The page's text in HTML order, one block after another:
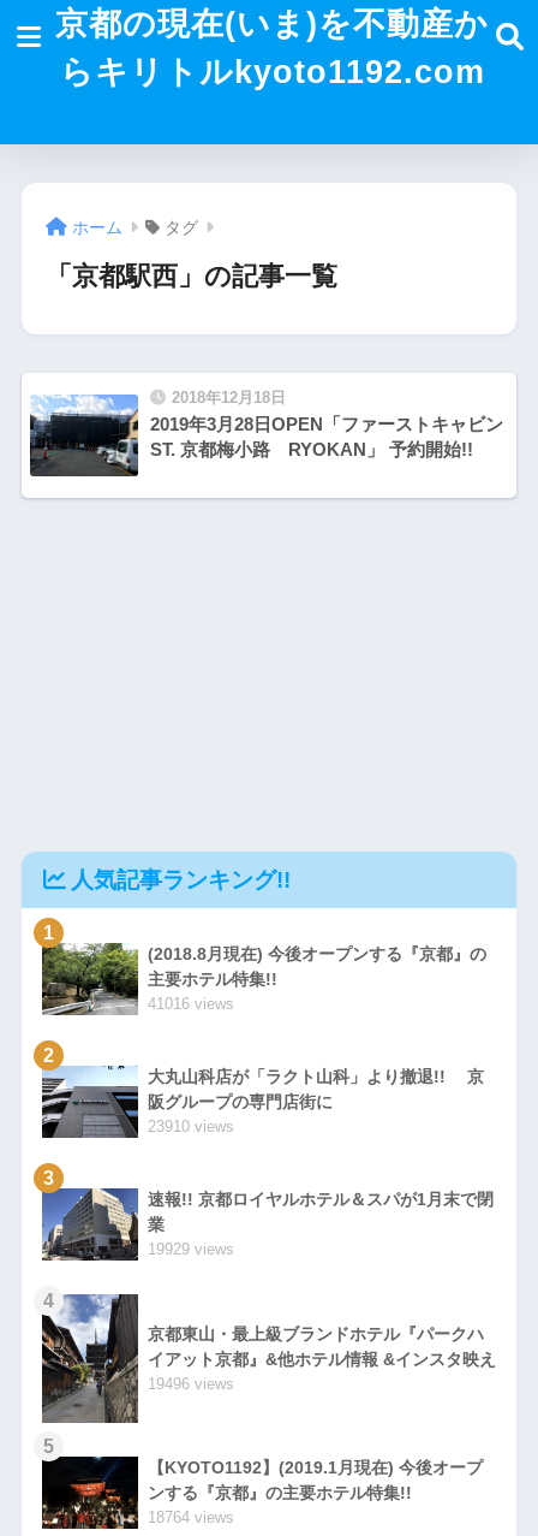
京都の現在(いま)を不動産か
らキリトルkyoto1192.com
ホーム タグ
「京都駅西」の記事一覧
2018年12月18日
2019年3月28日OPEN「ファーストキャビン
ST. 京都梅小路 RYOKAN」 予約開始!!
人気記事ランキング!!
1
(2018.8月現在) 今後オープンする『京都』の
主要ホテル特集!!
41016 views
2
大丸山科店が「ラクト山科」より撤退!! 京
阪グループの専門店街に
23910 views
3
速報!! 京都ロイヤルホテル＆スパが1月末で閉
業
19929 views
4
京都東山・最上級ブランドホテル『パークハ
イアット京都』&他ホテル情報 &インスタ映え
19496 views
5
【KYOTO1192】(2019.1月現在) 今後オープ
ンする『京都』の主要ホテル特集!!
18764 views